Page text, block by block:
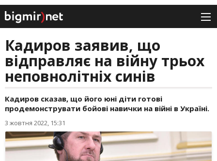
Кадиров заявив, що
відправляє на війну трьох
неповнолітніх синів
Кадиров сказав, що його юні діти готові
продемонструвати бойові навички на війні в Україні.
3 жовтня 2022, 15:31